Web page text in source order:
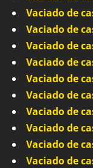
Vaciado de
Vaciado de
Vaciado de
Vaciado de
Vaciado de
Vaciado de
Vaciado de
Vaciado de
Vaciado de
Vaciado de